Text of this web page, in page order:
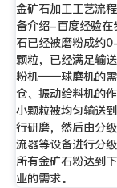
金矿石加工工艺流
备介绍-百度经验在
石已经被磨粉成约
颗粒，已经满足输
粉机——球磨机的
仓、振动给料机的
小颗粒被均匀输送
行研磨，然后由分
流器等设备进行分
所有金矿石粉达到
业的需求。